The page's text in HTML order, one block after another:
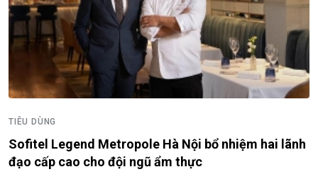
TIÊU DÙNG
Sofitel Legend Metropole Hà Nội bổ nhiệm hai lãnh
đạo cấp cao cho đội ngũ ẩm thực